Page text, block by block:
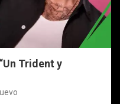
Trident y